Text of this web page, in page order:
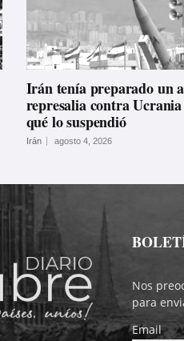
Irán tenía preparado un
represalia contra
qué lo suspendió
Irán agosto 4, 2026
Nos
para
Email